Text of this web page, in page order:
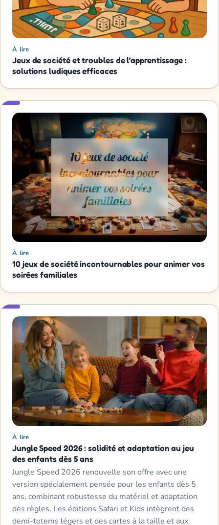
À lire
Jeux de société et troubles de l’apprentissage :
solutions ludiques efficaces
À lire
10 jeux de société incontournables pour animer vos
soirées familiales
À lire
Jungle Speed 2026 : solidité et adaptation au jeu
des enfants dès 5 ans
Jungle Speed 2026 renouvelle son offre avec une
version spécialement pensée pour les enfants dès 5
ans, combinant robustesse du matériel et adaptation
des règles. Les éditions Safari et Kids intègrent des
demi-totems légers et des cartes à la taille et aux